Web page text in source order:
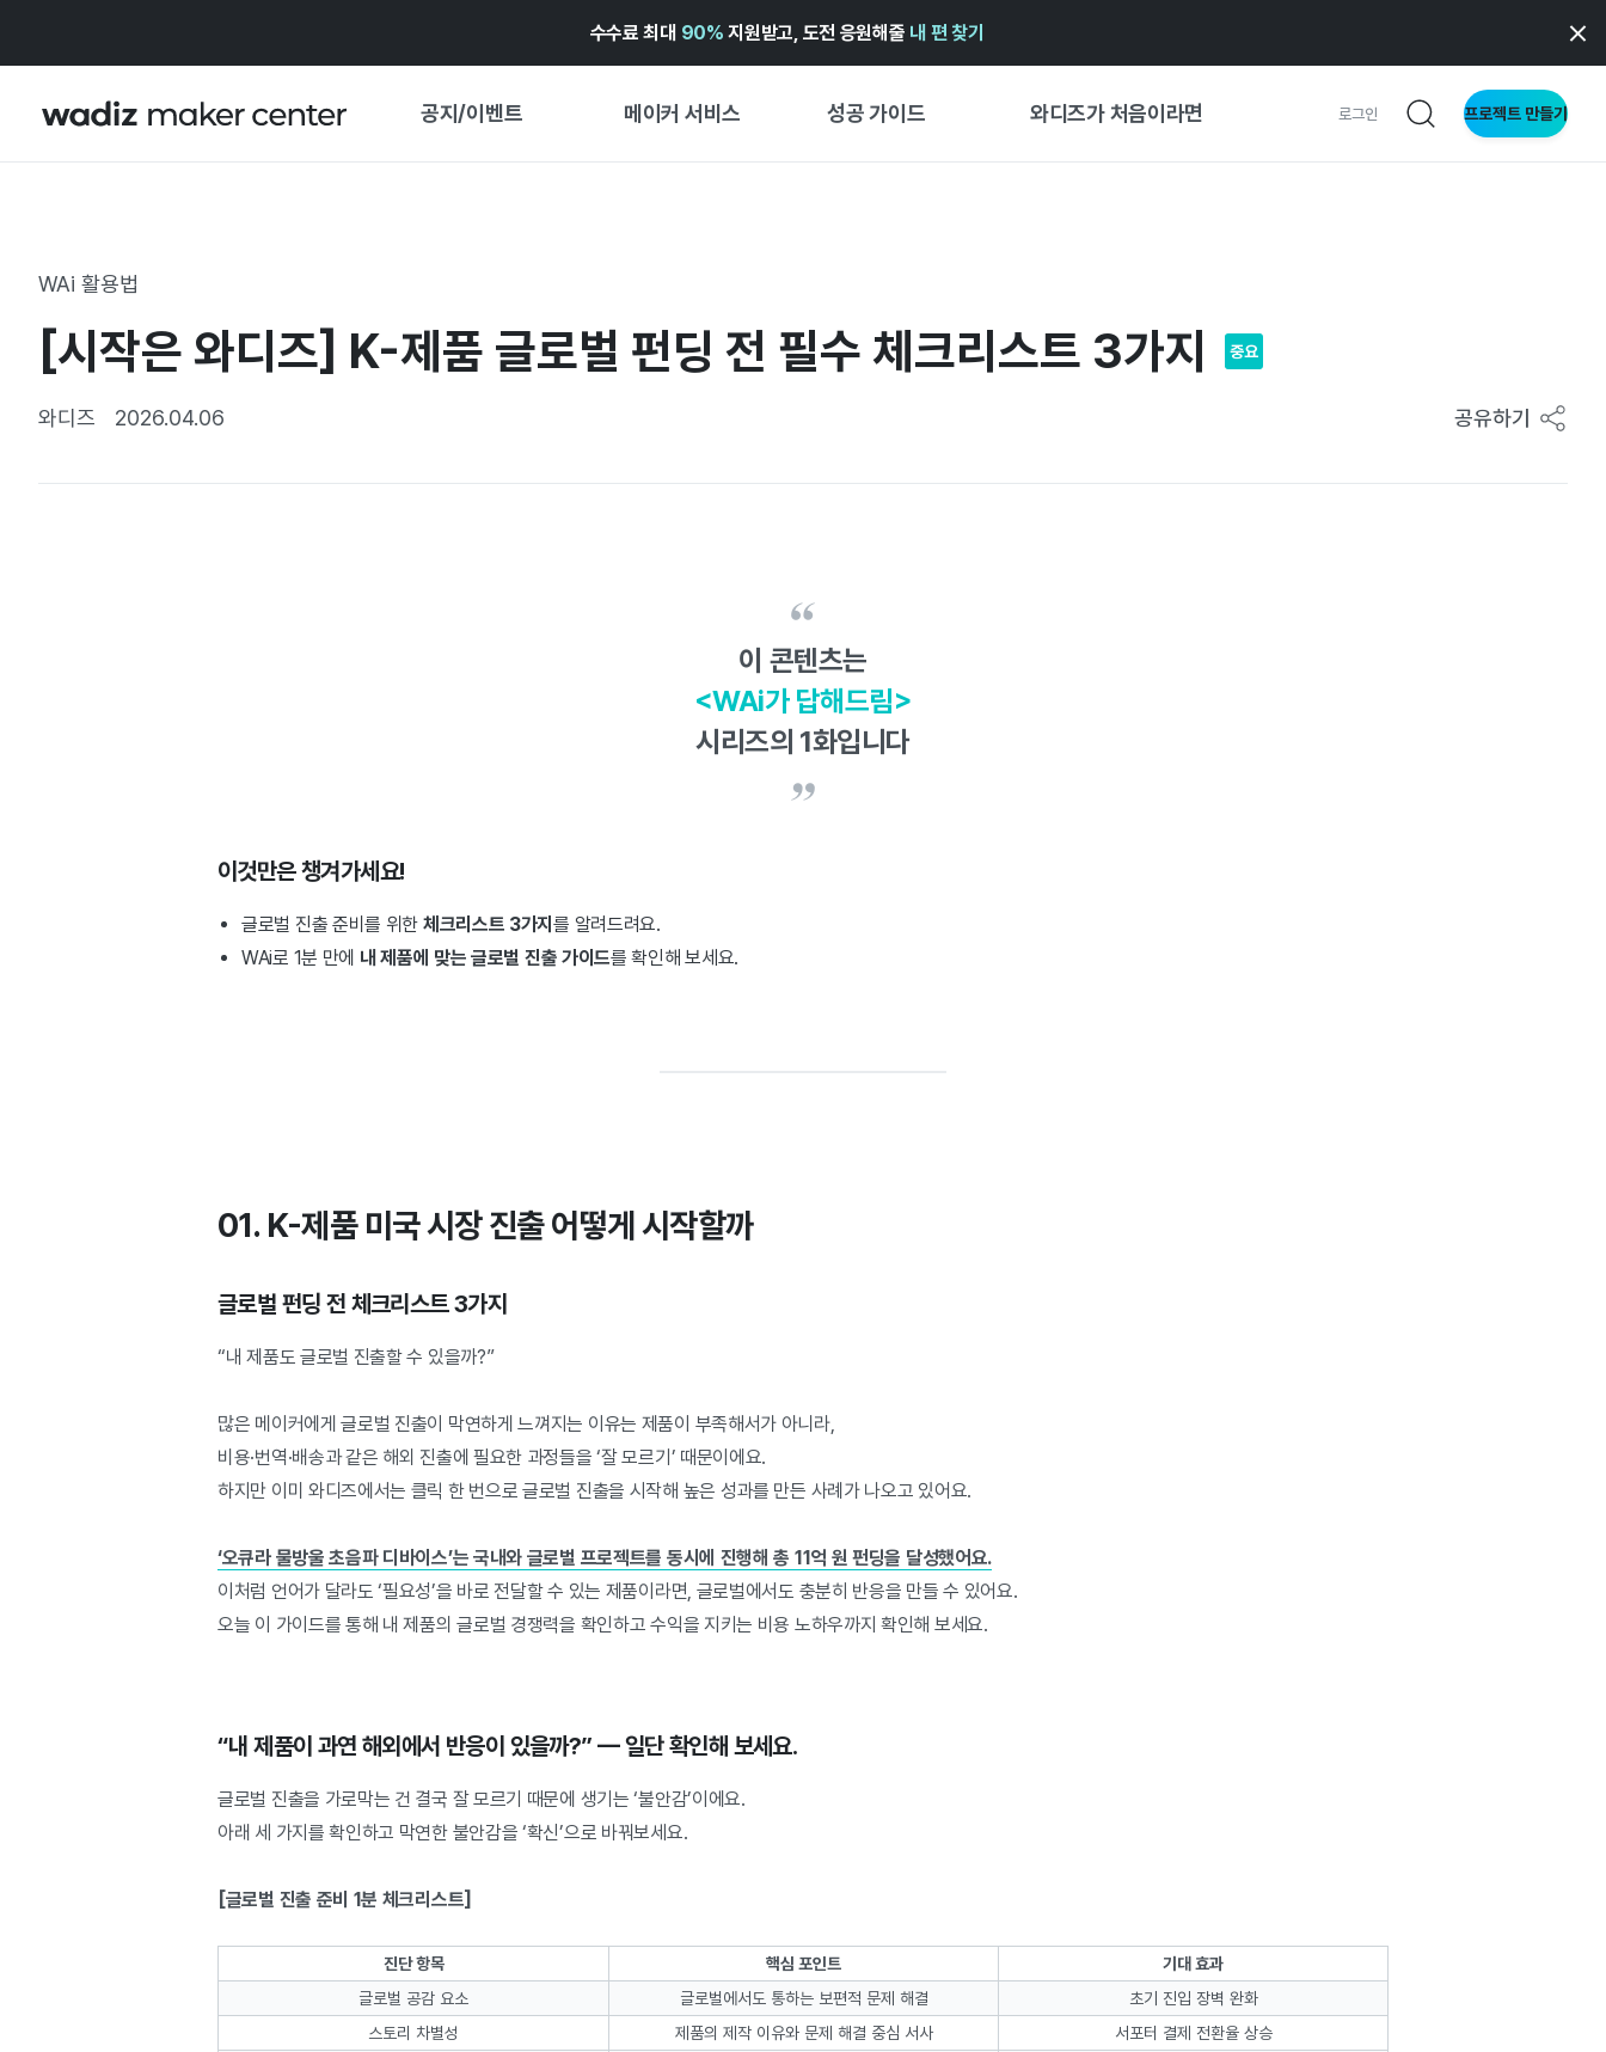
수수료 최대 90% 지원받고, 도전 응원해줄 내 편 찾기
공지/이벤트 메이커 서비스 성공 가이드 와디즈가 처음이라면 로그인 프로젝트 만들기
기획전 캘린더
와디즈 어워즈 ↗︎
성공 스토리
창작형
비즈니스형
WAi 활용법
[시작은 와디즈] K-제품 글로벌 펀딩 전 필수 체크리스트 3가지 중요
와디즈 2026.04.06 공유하기
이 콘텐츠는
<WAi가 답해드림>
시리즈의 1화입니다
이것만은 챙겨가세요!
글로벌 진출 준비를 위한 체크리스트 3가지를 알려드려요.
WAi로 1분 만에 내 제품에 맞는 글로벌 진출 가이드를 확인해 보세요.
01. K-제품 미국 시장 진출 어떻게 시작할까
글로벌 펀딩 전 체크리스트 3가지
“내 제품도 글로벌 진출할 수 있을까?”
많은 메이커에게 글로벌 진출이 막연하게 느껴지는 이유는 제품이 부족해서가 아니라,
비용·번역·배송과 같은 해외 진출에 필요한 과정들을 ‘잘 모르기’ 때문이에요.
하지만 이미 와디즈에서는 클릭 한 번으로 글로벌 진출을 시작해 높은 성과를 만든 사례가 나오고 있어요.
‘오큐라 물방울 초음파 디바이스’는 국내와 글로벌 프로젝트를 동시에 진행해 총 11억 원 펀딩을 달성했어요.
이처럼 언어가 달라도 ‘필요성’을 바로 전달할 수 있는 제품이라면, 글로벌에서도 충분히 반응을 만들 수 있어요.
오늘 이 가이드를 통해 내 제품의 글로벌 경쟁력을 확인하고 수익을 지키는 비용 노하우까지 확인해 보세요.
“내 제품이 과연 해외에서 반응이 있을까?” — 일단 확인해 보세요.
글로벌 진출을 가로막는 건 결국 잘 모르기 때문에 생기는 ‘불안감’이에요.
아래 세 가지를 확인하고 막연한 불안감을 ‘확신’으로 바꿔보세요.
[글로벌 진출 준비 1분 체크리스트]
진단 항목 핵심 포인트
기대 효과
글로벌 공감 요소
글로벌에서도 통하는 보편적 문제 해결
초기 진입 장벽 완화
스토리 차별성
제품의 제작 이유와 문제 해결 중심 서사
서포터 결제 전환율 상승